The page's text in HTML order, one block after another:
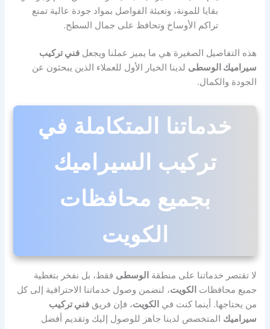
بقايا للمونة، وتعبئة الفواصل بمواد جودة عالية تمنع
تراكم الأوساخ وتحافظ على جمال السطح.
هذه التفاصيل الصغيرة هي ما يميز عملنا ويجعلفني تركيب
سيراميك الوسطى لدينا الخيار الأول للعملاء الذين يبحثون عن
الجودة والكمال.
خدماتنا المتكاملة في
تركيب السيراميك
بجميع محافظات
الكويت
لا تقتصر خدماتنا على منطقة الوسطى فقط، بل نفخر بتغطية
جميع محافظات الكويت، لنضمن وصول خدماتنا الاحترافية إلى كل
من يحتاجها. أينما كنت في الكويت، فإن فريقفني تركيب
سيراميك المتخصص لدينا جاهز للوصول إليك وتقديم أفضل